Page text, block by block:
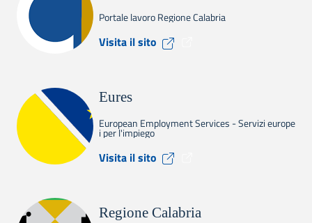
Portale lavoro Regione Calabria
Visita il sito
Eures
European Employment Services - Servizi europe
i per l'impiego
Visita il sito
Regione Calabria